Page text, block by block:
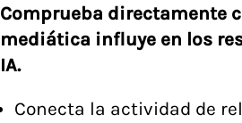
Comprueba directamente
mediática influye en los
IA.
Conecta la actividad de